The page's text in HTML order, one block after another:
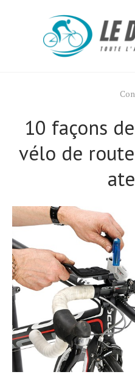
10 façons
vélo de